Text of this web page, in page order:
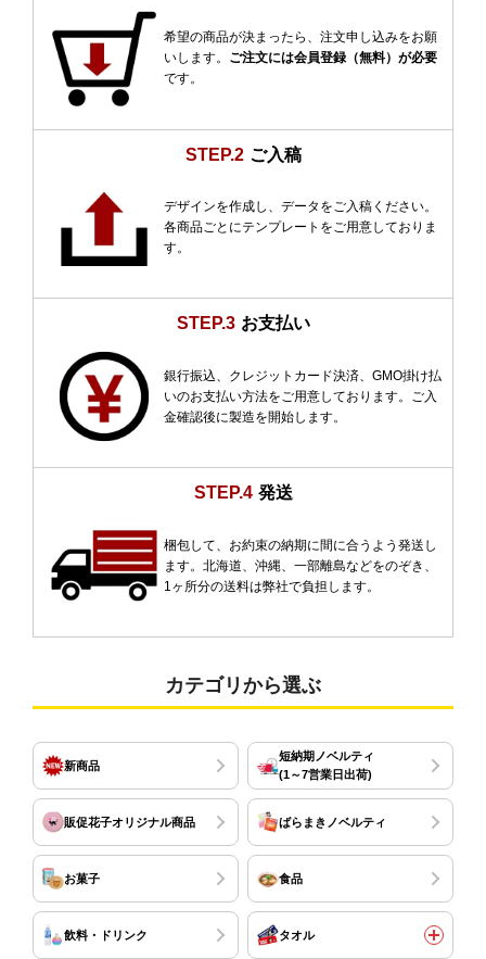
希望の商品が決まったら、注文申し込みをお願
いします。 ご注文には会員登録（無料）が必要
です。
STEP.2 ご入稿
デザインを作成し、データをご入稿ください。
各商品ごとにテンプレートをご用意しておりま
す。
STEP.3 お支払い
銀行振込、クレジットカード決済、GMO掛け払
いのお支払い方法をご用意しております。ご入
金確認後に製造を開始します。
STEP.4 発送
梱包して、お約束の納期に間に合うよう発送し
ます。北海道、沖縄、一部離島などをのぞき、
1ヶ所分の送料は弊社で負担します。
カテゴリから選ぶ
新商品
短納期ノベルティ
(1～7営業日出荷)
販促花子オリジナル商品 ばらまきノベルティ
お菓子 食品
飲料・ドリンク タオル